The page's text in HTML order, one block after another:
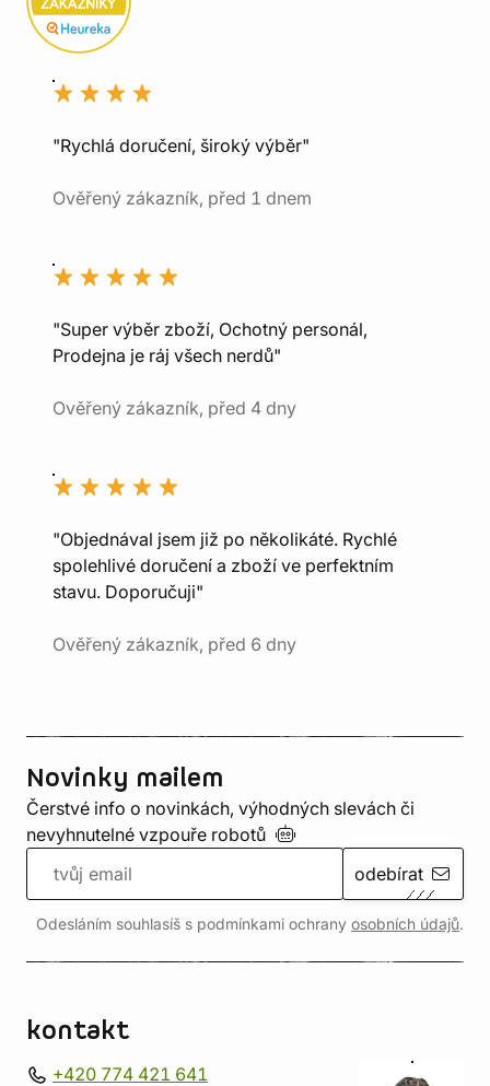
"Rychlá doručení, široký výběr"
Ověřený zákazník, před 1 dnem
"Super výběr zboží, Ochotný personál,
Prodejna je ráj všech nerdů"
Ověřený zákazník, před 4 dny
"Objednával jsem již po několikáté. Rychlé
spolehlivé doručení a zboží ve perfektním
stavu. Doporučuji"
Ověřený zákazník, před 6 dny
Novinky mailem
Čerstvé info o novinkách, výhodných slevách či
nevyhnutelné vzpouře robotů
odebírat
Odesláním souhlasíš s podmínkami ochrany osobních údajů.
kontakt
+420 774 421 641